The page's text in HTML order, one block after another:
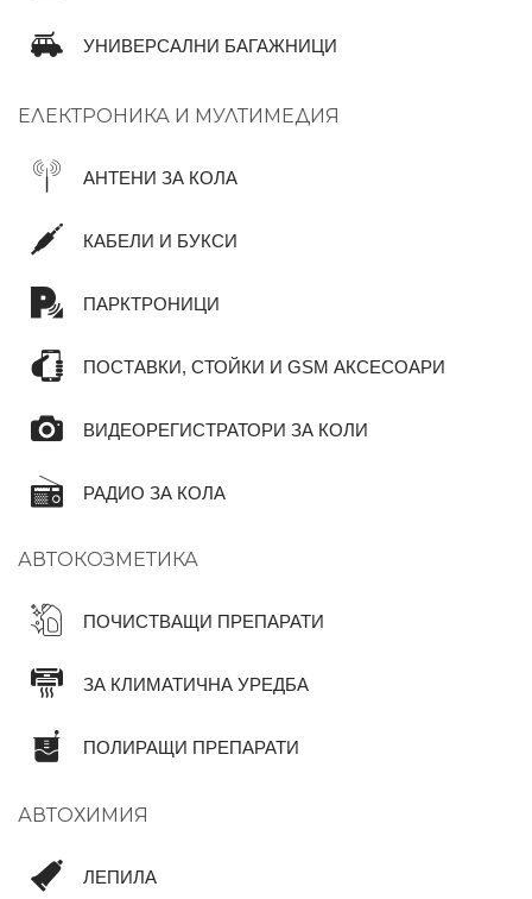
УНИВЕРСАЛНИ БАГАЖНИЦИ
ЕЛЕКТРОНИКА И МУЛТИМЕДИЯ
АНТЕНИ ЗА КОЛА
КАБЕЛИ И БУКСИ
ПАРКТРОНИЦИ
ПОСТАВКИ, СТОЙКИ И GSM АКСЕСОАРИ
ВИДЕОРЕГИСТРАТОРИ ЗА КОЛИ
РАДИО ЗА КОЛА
АВТОКОЗМЕТИКА
ПОЧИСТВАЩИ ПРЕПАРАТИ
ЗА КЛИМАТИЧНА УРЕДБА
ПОЛИРАЩИ ПРЕПАРАТИ
АВТОХИМИЯ
ЛЕПИЛА